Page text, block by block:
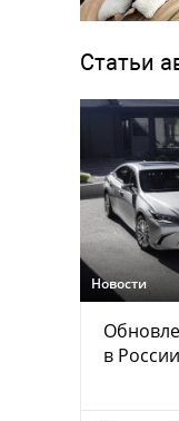
Статьи
Новости
в России